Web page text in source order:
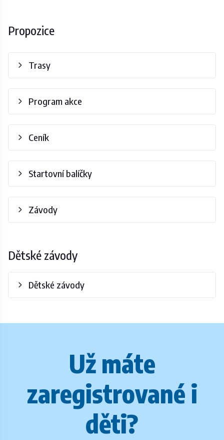
Propozice
Trasy
Program akce
Ceník
Startovní balíčky
Závody
Dětské závody
Dětské závody
Už máte
zaregistrované i
děti?